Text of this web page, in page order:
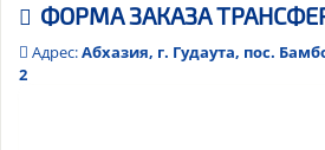
ФОРМА ЗАКАЗА
Адрес:Абхазия, г. Гудаута, пос.
2